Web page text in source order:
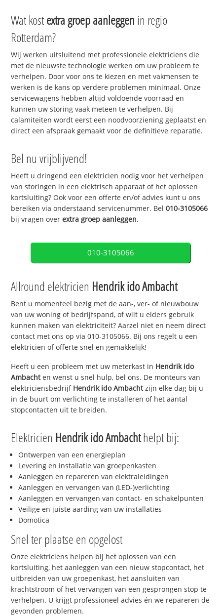
Wat kostextra groep aanleggen in regio
Rotterdam?
Wij werken uitsluitend met professionele elektriciens die
met de nieuwste technologie werken om uw probleem te
verhelpen. Door voor ons te kiezen en met vakmensen te
werken is de kans op verdere problemen minimaal. Onze
servicewagens hebben altijd voldoende voorraad en
kunnen uw storing vaak meteen te verhelpen. Bij
calamiteiten wordt eerst een noodvoorziening geplaatst en
direct een afspraak gemaakt voor de definitieve reparatie.
Bel nu vrijblijvend!
Heeft u dringend een elektricien nodig voor het verhelpen
van storingen in een elektrisch apparaat of het oplossen
kortsluiting? Ook voor een offerte en/of advies kunt u ons
bereiken via onderstaand servicenummer. Bel010-3105066
bij vragen overextra groep aanleggen.
010-3105066
Allround elektricien Hendrik ido Ambacht
Bent u momenteel bezig met de aan-, ver- of nieuwbouw
van uw woning of bedrijfspand, of wilt u elders gebruik
kunnen maken van elektriciteit? Aarzel niet en neem direct
contact met ons op via 010-3105066. Bij ons regelt u een
elektricien of offerte snel en gemakkelijk!
Heeft u een probleem met uw meterkast in Hendrik ido
Ambachten wenst u snel hulp, bel ons. De monteurs van
elektriciensbedrijf Hendrik ido Ambachtzijn elke dag bij u
in de buurt om verlichting te installeren of het aantal
stopcontacten uit te breiden.
Elektricien Hendrik ido Ambachthelpt bij:
Ontwerpen van een energieplan
Levering en installatie van groepenkasten
Aanleggen en repareren van elektraleidingen
Aanleggen en vervangen van (LED-)verlichting
Aanleggen en vervangen van contact- en schakelpunten
Veilige en juiste aarding van uw installaties
Domotica
Snel ter plaatse en opgelost
Onze elektriciens helpen bij het oplossen van een
kortsluiting, het aanleggen van een nieuw stopcontact, het
uitbreiden van uw groepenkast, het aansluiten van
krachtstroom of het vervangen van een gesprongen stop te
verhelpen. U krijgt professioneel advies én we repareren de
gevonden problemen.